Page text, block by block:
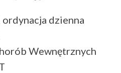
dzienna
Wewnętrznych